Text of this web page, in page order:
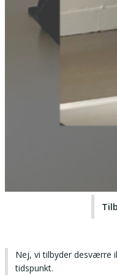
Nej, vi tilbyder desværre
tidspunkt.